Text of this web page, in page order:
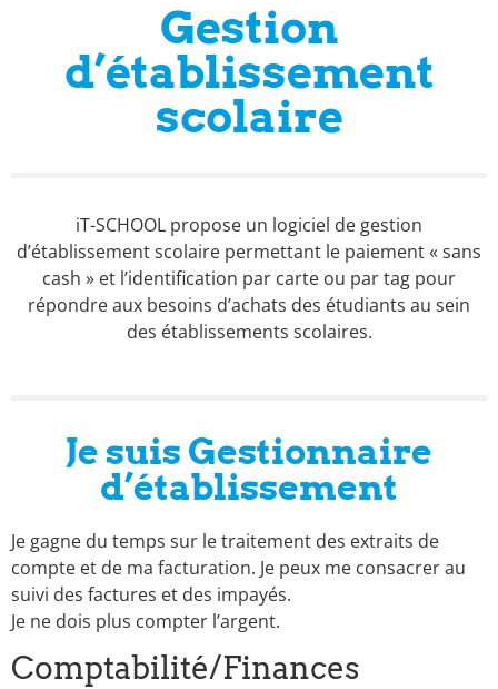
Gestion
d’établissement
scolaire
iT-SCHOOL propose un logiciel de gestion
d’établissement scolaire permettant le paiement « sans
cash » et l’identification par carte ou par tag pour
répondre aux besoins d’achats des étudiants au sein
des établissements scolaires.
Je suis Gestionnaire
d’établissement
Je gagne du temps sur le traitement des extraits de
compte et de ma facturation. Je peux me consacrer au
suivi des factures et des impayés.
Je ne dois plus compter l’argent.
Comptabilité/Finances